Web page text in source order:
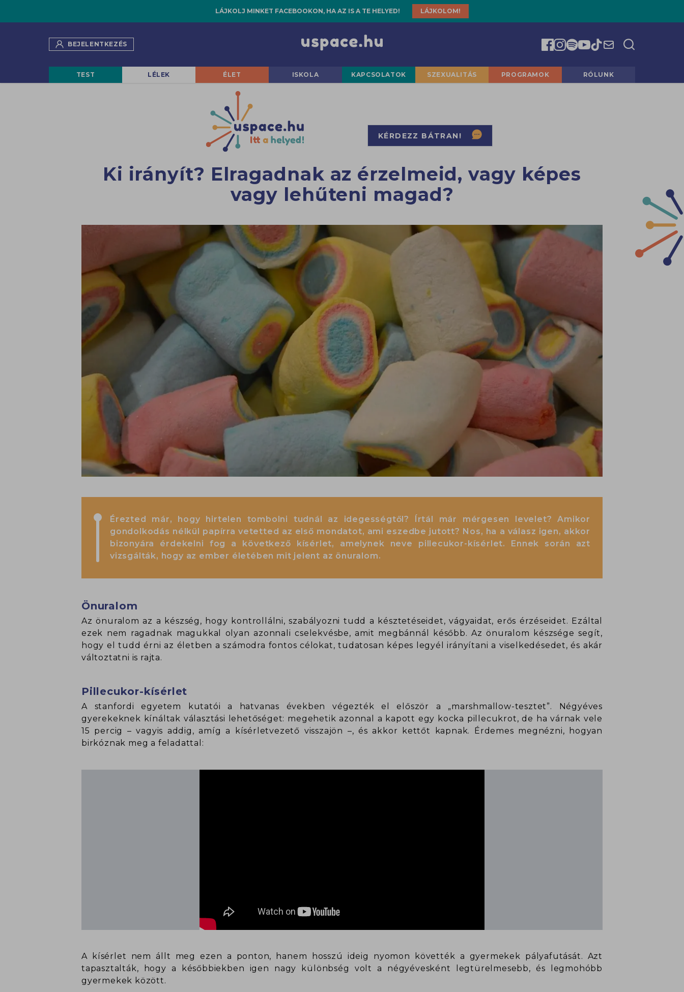
LÁJKOLJ MINKET FACEBOOKON, HA AZ IS A TE HELYED! LÁJKOLOM!
BEJELENTKEZÉS
TEST LÉLEK ÉLET ISKOLA KAPCSOLATOK SZEXUALITÁS PROGRAMOK RÓLUNK
KÉRDEZZ BÁTRAN!
Ki irányít? Elragadnak az érzelmeid, vagy képes
vagy lehűteni magad?
Érezted már, hogy hirtelen tombolni tudnál az idegességtől? Írtál már mérgesen levelet? Amikor
gondolkodás nélkül papírra vetetted az első mondatot, ami eszedbe jutott? Nos, ha a válasz igen, akkor
bizonyára érdekelni fog a következő kísérlet, amelynek neve pillecukor-kísérlet. Ennek során azt
vizsgálták, hogy az ember életében mit jelent az önuralom.
Önuralom
Az önuralom az a készség, hogy kontrollálni, szabályozni tudd a késztetéseidet, vágyaidat, erős érzéseidet. Ezáltal
ezek nem ragadnak magukkal olyan azonnali cselekvésbe, amit megbánnál később. Az önuralom készsége segít,
hogy el tudd érni az életben a számodra fontos célokat, tudatosan képes legyél irányítani a viselkedésedet, és akár
változtatni is rajta.
Pillecukor-kísérlet
A stanfordi egyetem kutatói a hatvanas években végezték el először a „marshmallow-tesztet”. Négyéves
gyerekeknek kínáltak választási lehetőséget: megehetik azonnal a kapott egy kocka pillecukrot, de ha várnak vele
15 percig – vagyis addig, amíg a kísérletvezető visszajön –, és akkor kettőt kapnak. Érdemes megnézni, hogyan
birkóznak meg a feladattal:
A kísérlet nem állt meg ezen a ponton, hanem hosszú ideig nyomon követték a gyermekek pályafutását. Azt
tapasztalták, hogy a későbbiekben igen nagy különbség volt a négyévesként legtürelmesebb, és legmohóbb
gyermekek között.